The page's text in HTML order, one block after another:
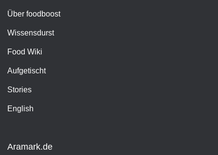
Über foodboost
Wissensdurst
Food Wiki
Aufgetischt
Stories
English
Aramark.de